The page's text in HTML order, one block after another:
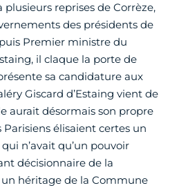
plusieurs reprises de Corrèze,
des présidents de
Premier ministre du
il claque la porte de
sa candidature aux
Giscard d’Estaing vient de
aurait désormais son propre
Parisiens élisaient certes un
n’avait qu’un pouvoir
décisionnaire de la
héritage de la Commune